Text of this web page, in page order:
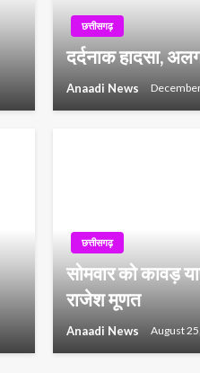
छत्तीसगढ़
दर्दनाक हादसा,
Anaadi News
छत्तीसगढ़
सोमवार को कावड़
राजेश मूणत
Anaadi News August